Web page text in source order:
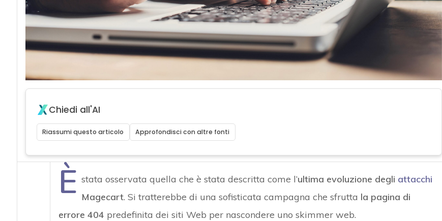
Chiedi all'AI
Riassumi questo articolo Approfondisci con altre fonti
È stata osservata quella che è stata descritta come l’ultima evoluzione degli attacchi
Magecart. Si tratterebbe di una sofisticata campagna che sfrutta la pagina di
errore 404 predefinita dei siti Web per nascondere uno skimmer web.
Attacchi hacker e Malware: le ultime news in tempo reale e gli approfondimenti